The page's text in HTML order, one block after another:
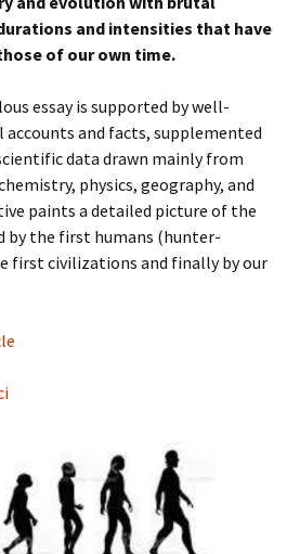
and intensities that have
of our own time.
essay is supported by well-
and facts, supplemented
data drawn mainly from
physics, geography, and
paints a detailed picture of the
by the first humans (hunter-
first civilizations and finally by our